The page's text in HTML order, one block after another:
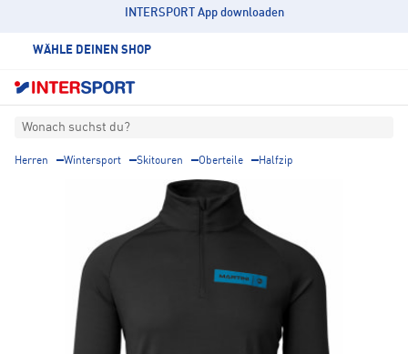
INTERSPORT App downloaden
WÄHLE DEINEN SHOP
Wonach suchst du?
Herren Wintersport Skitouren Oberteile Halfzip